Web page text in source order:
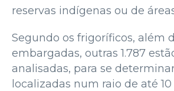
reservas indígenas ou de
Segundo os frigoríficos, além
embargadas, outras 1.787
analisadas, para se
localizadas num raio de até